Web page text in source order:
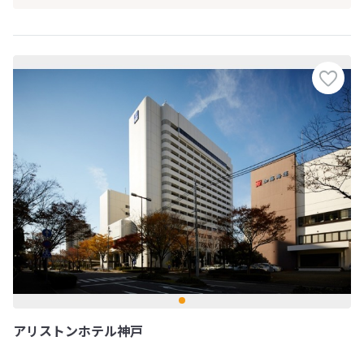
アリストンホテル神戸